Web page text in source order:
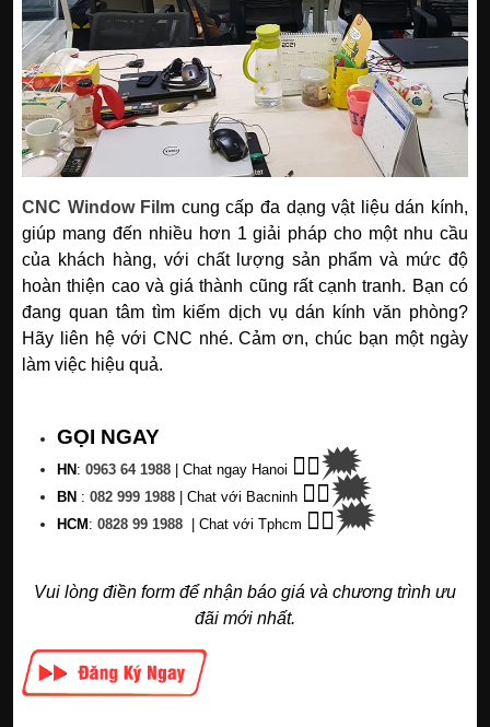
CNC Window Film cung cấp đa dạng vật liệu dán kính,
giúp mang đến nhiều hơn 1 giải pháp cho một nhu cầu
của khách hàng, với chất lượng sản phẩm và mức độ
hoàn thiện cao và giá thành cũng rất cạnh tranh. Bạn có
đang quan tâm tìm kiếm dịch vụ dán kính văn phòng?
Hãy liên hệ với CNC nhé.Cảm ơn, chúc bạn một ngày
làm việc hiệu quả.
GỌI NGAY
HN : 0963 64 1988 | Chat ngay Hanoi 👉🏽🗯
BN : 082 999 1988 | Chat với Bacninh 👉🏽🗯
HCM : 0828 99 1988 Chat với Tphcm 👉🏽🗯
Vui lòng điền form để nhận báo giá và chương trình ưu
đãi mới nhất.